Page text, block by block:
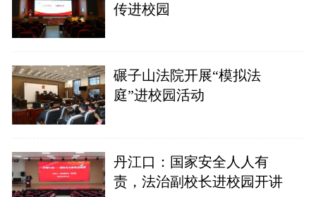
传进校园
碾子山法院开展“模拟法
庭”进校园活动
丹江口：国家安全人人有
责，法治副校长进校园开讲